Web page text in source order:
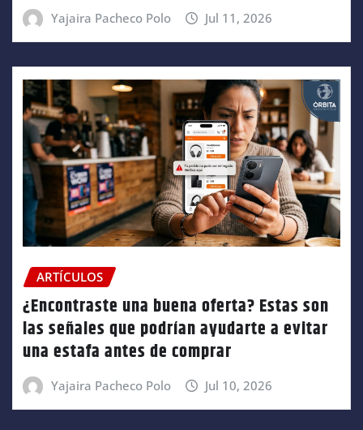
Yajaira Pacheco Polo Jul 11, 2026
ARTÍCULOS
¿Encontraste una buena oferta? Estas son
las señales que podrían ayudarte a evitar
una estafa antes de comprar
Yajaira Pacheco Polo Jul 10, 2026